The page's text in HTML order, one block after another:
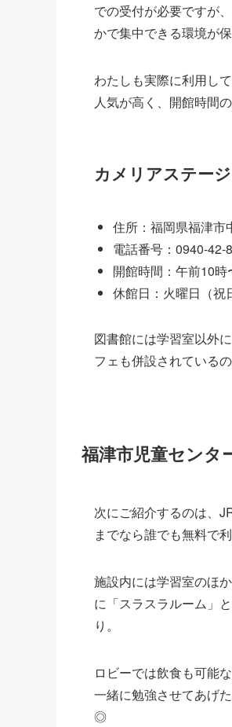
での受付が必要ですが
かで集中できる環境が保
わたしも実際に利用し
人気が高く、開館時間
カメリアステー
住所：福岡県福津市
電話番号：0940-42-
開館時間：午前10時
休館日：火曜日（祝
図書館には学習室以外
フェも併設されている
福津市児童センタ
次にご紹介するのは、
までなら誰でも無料で
施設内には学習室のほ
に「スラスラルーム」
り。
ロビーでは飲食も可能
一緒に勉強させてあげ
◎